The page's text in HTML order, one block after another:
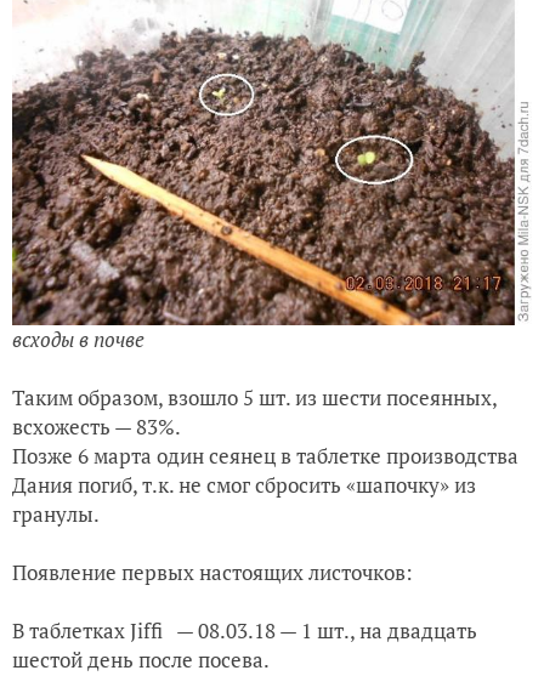
всходы в почве
Таким образом, взошло 5 шт. из шести посеянных,
всхожесть — 83%.
Позже 6 марта один сеянец в таблетке производства
Дания погиб, т.к. не смог сбросить «шапочку» из
гранулы.
Появление первых настоящих листочков:
В таблетках Jiffi — 08.03.18 — 1 шт., на двадцать
шестой день после посева.